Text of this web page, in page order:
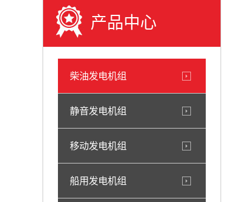
产品中心
柴油发电机组
静音发电机组
移动发电机组
船用发电机组